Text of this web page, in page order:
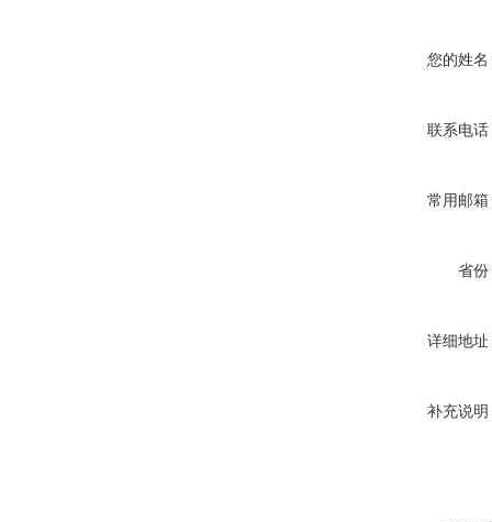
您的姓名
联系电话
常用邮箱
省份
详细地址
补充说明